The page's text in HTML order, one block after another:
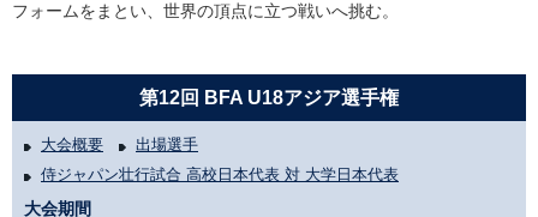
フォームをまとい、世界の頂点に立つ戦いへ挑む。
第12回 BFA U18アジア選手権
大会概要
出場選手
侍ジャパン壮行試合 高校日本代表 対 大学日本代表
大会期間